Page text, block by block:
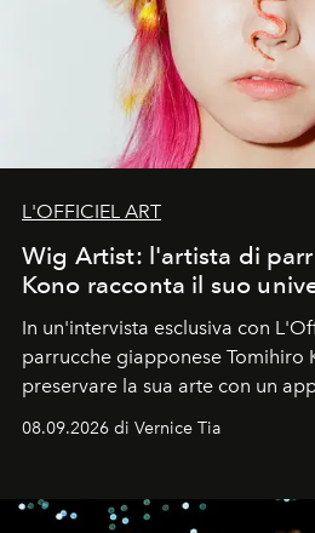
L'OFFICIEL ART
Wig Artist: l'artista di
Kono racconta il suo
In un'intervista esclusiva con
parrucche giapponese Tomihiro
preservare la sua arte con un
contemporaneo.
08.09.2026 di Vernice Tia